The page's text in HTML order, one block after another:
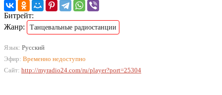
Битрейт:
Жанр:
Танцевальные радиостанции
Язык: Русский
Эфир: Временно недоступно
Сайт: http://myradio24.com/ru/player?port=25304